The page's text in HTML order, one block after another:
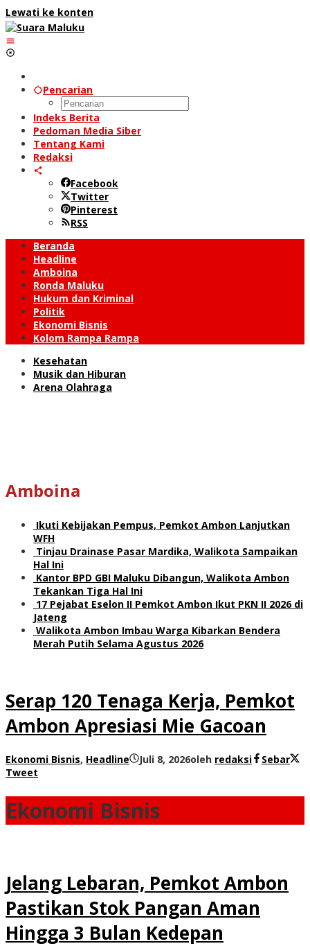
Lewati ke konten
Pencarian
Indeks Berita
Pedoman Media Siber
Tentang Kami
Redaksi
Facebook
Twitter
Pinterest
RSS
Beranda
Headline
Amboina
Ronda Maluku
Hukum dan Kriminal
Politik
Ekonomi Bisnis
Kolom Rampa Rampa
Kesehatan
Musik dan Hiburan
Arena Olahraga
Amboina
Ikuti Kebijakan Pempus, Pemkot Ambon Lanjutkan
WFH
Tinjau Drainase Pasar Mardika, Walikota Sampaikan
Hal Ini
Kantor BPD GBI Maluku Dibangun, Walikota Ambon
Tekankan Tiga Hal Ini
17 Pejabat Eselon II Pemkot Ambon Ikut PKN II 2026 di
Jateng
Walikota Ambon Imbau Warga Kibarkan Bendera
Merah Putih Selama Agustus 2026
Serap 120 Tenaga Kerja, Pemkot
Ambon Apresiasi Mie Gacoan
Ekonomi Bisnis, Headline Juli 8, 2026oleh redaksi
Sebar
Tweet
Ekonomi Bisnis
Jelang Lebaran, Pemkot Ambon
Pastikan Stok Pangan Aman
Hingga 3 Bulan Kedepan